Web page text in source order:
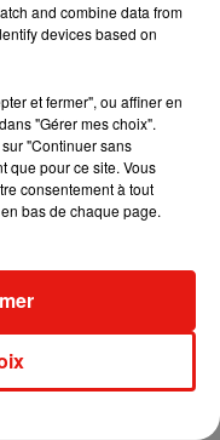
en choeur les plus
finir
son morceau
de streaming.
son grand retour
and combine data from
devices based on
et fermer", ou affiner en
"Gérer mes choix".
"Continuer sans
que pour ce site. Vous
consentement à tout
bas de chaque page.